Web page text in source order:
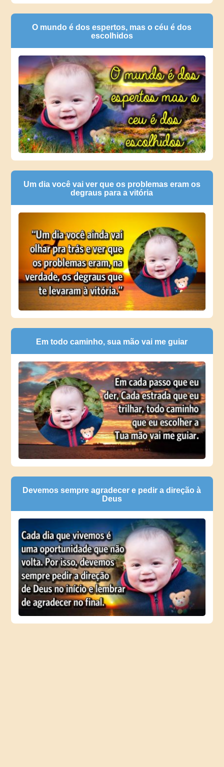
O mundo é dos espertos, mas o céu é dos
escolhidos
Um dia você vai ver que os problemas eram os
degraus para a vitória
Em todo caminho, sua mão vai me guiar
Devemos sempre agradecer e pedir a direção à
Deus